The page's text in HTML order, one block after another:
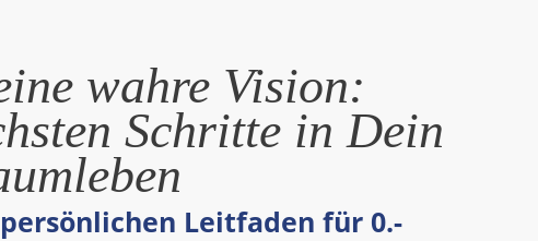
wahre Vision:
Schritte in Dein
Leitfaden für 0.-